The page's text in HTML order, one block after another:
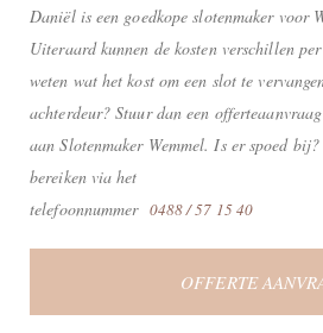
Daniël is een goedkope slotenmaker voor
Uiteraard kunnen de kosten verschillen
weten wat het kost om een slot te
achterdeur? Stuur dan een
aan Slotenmaker Wemmel. Is er spoed
bereiken via het
telefoonnummer 0488 / 57 15 40
OFFERTE